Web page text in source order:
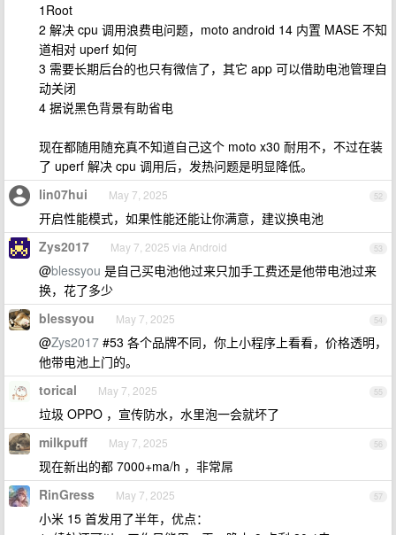
1Root
2 解决 cpu 调用浪费电问题，moto android 14 内置 MASE 不知
道相对 uperf 如何
3 需要长期后台的也只有微信了，其它 app 可以借助电池管理自
动关闭
4 据说黑色背景有助省电
现在都随用随充真不知道自己这个 moto x30 耐用不，不过在装
了 uperf 解决 cpu 调用后，发热问题是明显降低。
52
lin07hui May 7, 2025
开启性能模式，如果性能还能让你满意，建议换电池
53
Zys2017 May 7, 2025 via Android
@blessyou 是自己买电池他过来只加手工费还是他带电池过来
换，花了多少
54
blessyou May 7, 2025
@Zys2017 #53 各个品牌不同，你上小程序上看看，价格透明，
他带电池上门的。
55
torical May 7, 2025
垃圾 OPPO ，宣传防水，水里泡一会就坏了
56
milkpuff May 7, 2025
现在新出的都 7000+ma/h ，非常屌
57
RinGress May 7, 2025
小米 15 首发用了半年，优点：